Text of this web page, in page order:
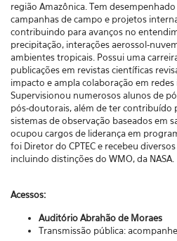
região Amazônica. Tem
campanhas de campo e projetos
contribuindo para avanços no
precipitação, interações aerossol-
ambientes tropicais. Possui uma
publicações em revistas científicas
impacto e ampla colaboração em
Supervisionou numerosos alunos de
pós-doutorais, além de ter contribuído
sistemas de observação baseados em
ocupou cargos de liderança em
foi Diretor do CPTEC e recebeu
incluindo distinções do WMO, da NASA.
Acessos:
Auditório Abrahão de Moraes
Transmissão pública: acompanhe